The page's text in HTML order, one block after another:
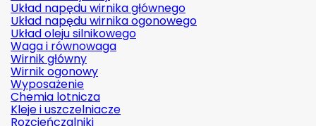
Układ napędu wirnika głównego
Układ napędu wirnika ogonowego
Układ oleju silnikowego
Waga i równowaga
Wirnik główny
Wirnik ogonowy
Wyposażenie
Chemia lotnicza
Kleje i uszczelniacze
Rozcieńczalniki